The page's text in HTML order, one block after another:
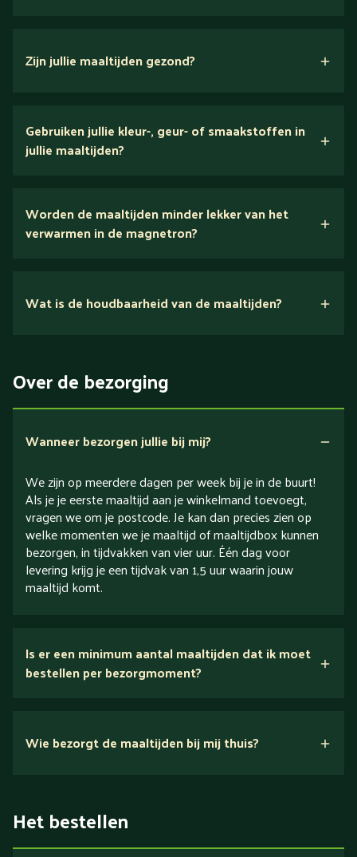
Zijn jullie maaltijden gezond?
voedingsexperts
Verlaagd in koolhydraten
Verlaagd in zout
Gebruiken jullie kleur-, geur- of smaakstoffen in
jullie maaltijden?
Worden de maaltijden minder lekker van het
verwarmen in de magnetron?
Wat is de houdbaarheid van de maaltijden?
Over de bezorging
Wanneer bezorgen jullie bij mij?
We zijn op meerdere dagen per week bij je in de buurt!
Als je je eerste maaltijd aan je winkelmand toevoegt,
vragen we om je postcode. Je kan dan precies zien op
welke momenten we je maaltijd of maaltijdbox kunnen
bezorgen, in tijdvakken van vier uur. Één dag voor
levering krijg je een tijdvak van 1,5 uur waarin jouw
maaltijd komt.
Is er een minimum aantal maaltijden dat ik moet
bestellen per bezorgmoment?
Wie bezorgt de maaltijden bij mij thuis?
Het bestellen